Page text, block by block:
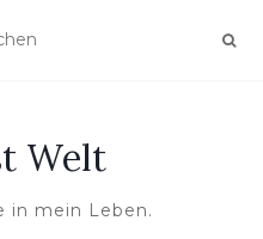
Welt
in mein Leben.